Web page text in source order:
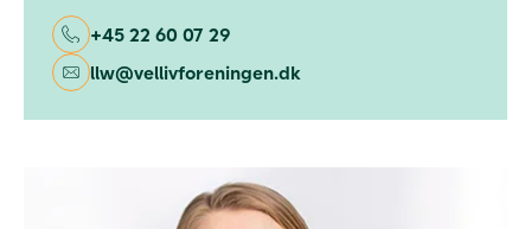
+45 22 60 07 29
llw@vellivforeningen.dk